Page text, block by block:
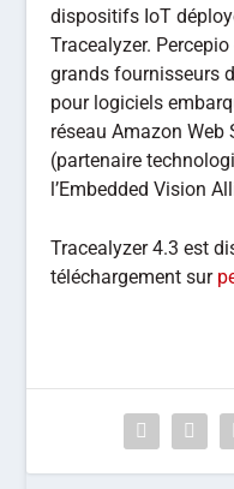
dispositifs IoT
Tracealyzer.
grands fournisseurs
pour logiciels
réseau Amazon Web
(partenaire
l’Embedded Vision
Tracealyzer 4.3 est
téléchargement sur